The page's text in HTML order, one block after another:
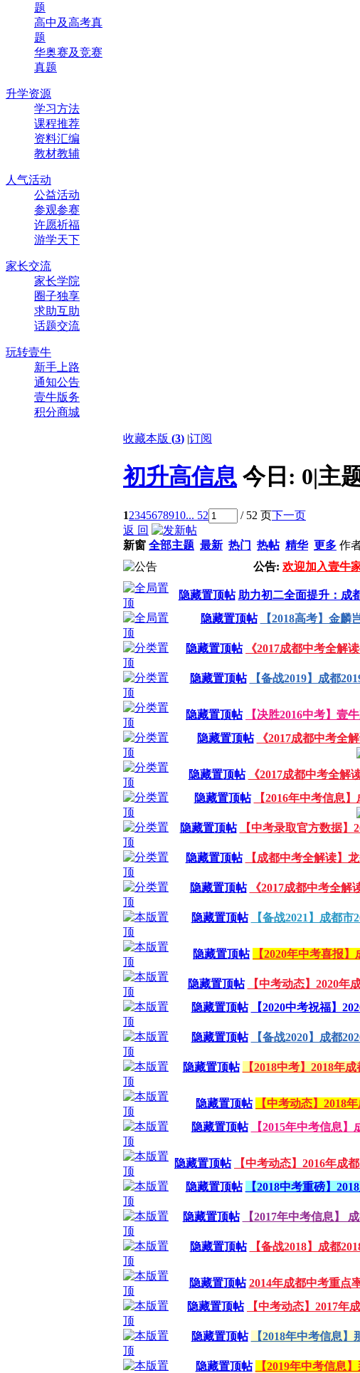
题
高中及高考真
题
华奥赛及竞赛
真题
升学资源
学习方法
课程推荐
资料汇编
教材教辅
人气活动
公益活动
参观参赛
许愿祈福
游学天下
家长交流
家长学院
圈子独享
求助互助
话题交流
玩转壹牛
新手上路
通知公告
壹牛版务
积分商城
收藏本版 (3) |订阅
初升高信息 今日: 0|主
12345678910... 52 / 52 页下一页
返 回
新窗 全部主题 最新 热门 热帖 精华 更多 作
公告: 欢迎加入壹牛
隐藏置顶帖 助力初二全面提升：成
隐藏置顶帖
【2018高考】金
隐藏置顶帖
《2017成都中考全解
隐藏置顶帖
【备战2019】成都
隐藏置顶帖
【决胜2016中考】壹
隐藏置顶帖
《2017成都中考全
隐藏置顶帖
《2017成都中考全
隐藏置顶帖
【2016年中考信息
隐藏置顶帖
【中考录取官方数据
隐藏置顶帖
【成都中考全解读】
隐藏置顶帖
《2017成都中考全
隐藏置顶帖
【备战2021】成都
隐藏置顶帖
【2020年中考喜报
隐藏置顶帖
【中考动态】2020年
隐藏置顶帖
【2020中考祝福】
隐藏置顶帖
【备战2020】成都
隐藏置顶帖
【2018中考】2018年
隐藏置顶帖
【中考动态】2018
隐藏置顶帖
【2015年中考信息
隐藏置顶帖
【中考动态】2016年成
隐藏置顶帖
【2018中考重磅】
隐藏置顶帖
【2017年中考信息】
隐藏置顶帖
【备战2018】成都
隐藏置顶帖 2014年成都中考重点
隐藏置顶帖
【中考动态】2017年
隐藏置顶帖
【2018年中考信息
隐藏置顶帖
【2019年中考信息